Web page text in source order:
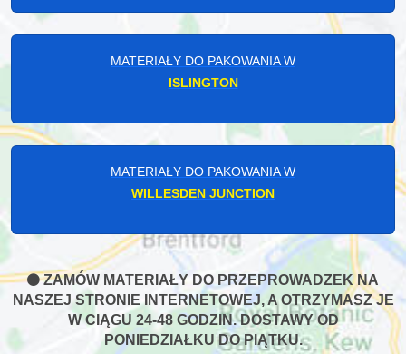
MATERIAŁY DO PAKOWANIA W
ISLINGTON
MATERIAŁY DO PAKOWANIA W
WILLESDEN JUNCTION
ZAMÓW MATERIAŁY DO PRZEPROWADZEK NA
NASZEJ STRONIE INTERNETOWEJ, A OTRZYMASZ JE
W CIĄGU 24-48 GODZIN. DOSTAWY OD
PONIEDZIAŁKU DO PIĄTKU.